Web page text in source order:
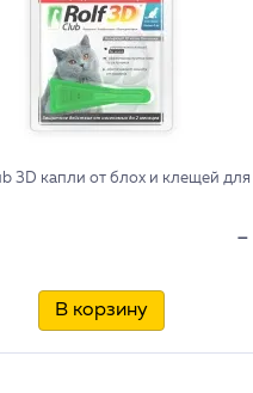
3D капли от блох и клещей
-
В корзину